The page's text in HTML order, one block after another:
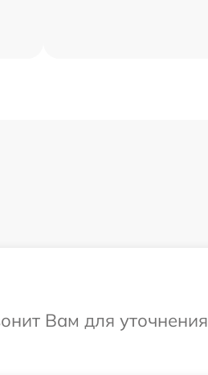
Вам для уточнения